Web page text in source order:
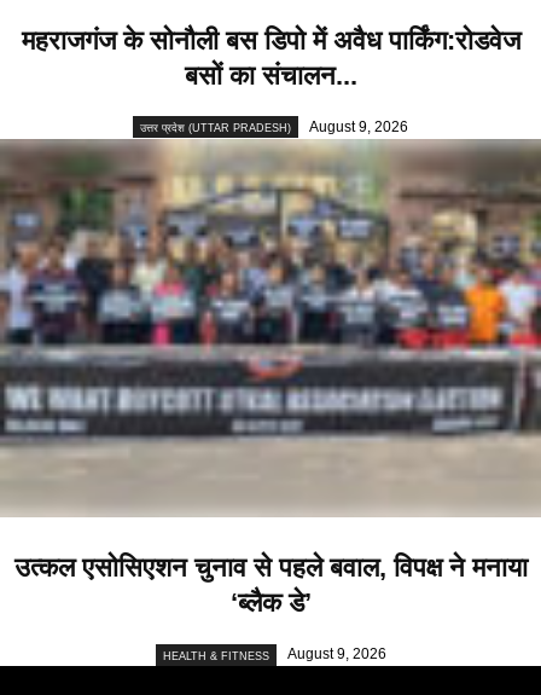
महराजगंज के सोनौली बस डिपो में अवैध पार्किंग:रोडवेज
बसों का संचालन...
उत्तर प्रदेश (UTTAR PRADESH) August 9, 2026
उत्कल एसोसिएशन चुनाव से पहले बवाल, विपक्ष ने मनाया
‘ब्लैक डे’
HEALTH & FITNESS August 9, 2026